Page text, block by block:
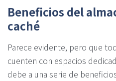
Beneficios del
caché
Parece evidente, pero que
cuenten con espacios
debe a una serie de